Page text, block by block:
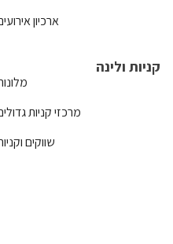
ארכיון
קניות ולינה
מרכזי קניות
שווקים